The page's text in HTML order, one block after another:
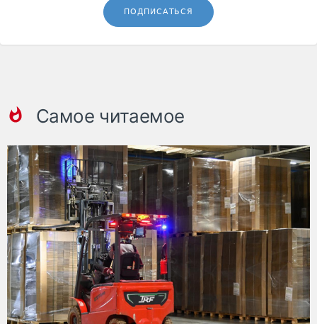
Автосервис,
запчасти, шины
Дзен
ПОДПИСАТЬСЯ
Самое читаемое